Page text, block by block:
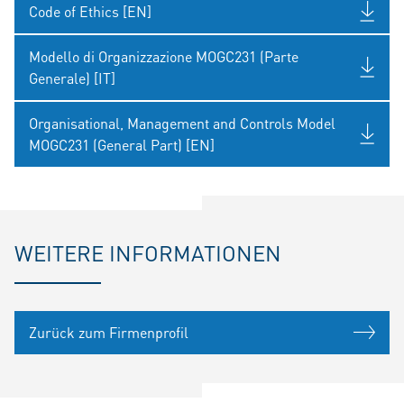
Code of Ethics [EN]
Modello di Organizzazione MOGC231 (Parte
Generale) [IT]
Organisational, Management and Controls Model
MOGC231 (General Part) [EN]
WEITERE INFORMATIONEN
Zurück zum Firmenprofil